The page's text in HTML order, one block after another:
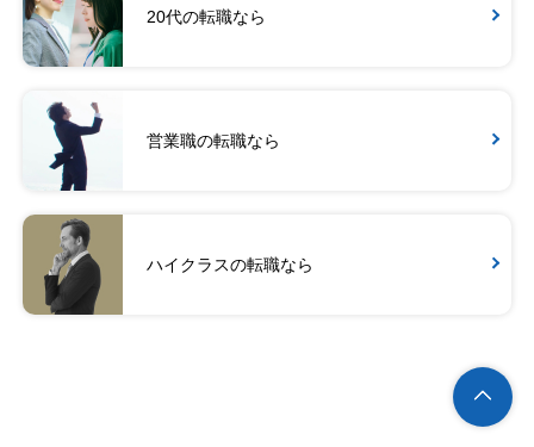
20代の転職なら
営業職の転職なら
ハイクラスの転職なら